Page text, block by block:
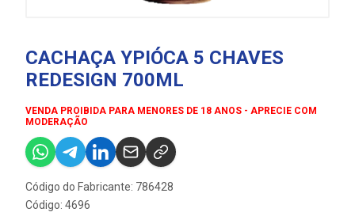
CACHAÇA YPIÓCA 5 CHAVES
REDESIGN 700ML
VENDA PROIBIDA PARA MENORES DE 18 ANOS - APRECIE COM
MODERAÇÃO
Código do Fabricante: 786428
Código: 4696